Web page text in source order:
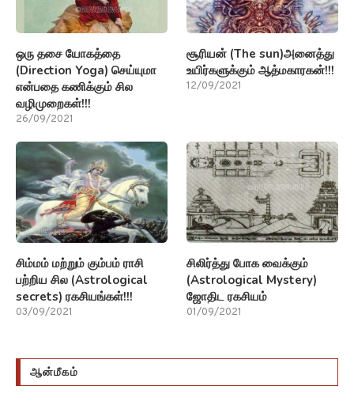
ஒரு தசை யோகத்தை
(Direction Yoga) செய்யுமா
என்பதை கணிக்கும் சில
வழிமுறைகள்!!!
26/09/2021
சூரியன் (The sun)அனைத்து
உயிர்களுக்கும் ஆத்மகாரகன்!!!
12/09/2021
சிம்மம் மற்றும் கும்பம் ராசி
பற்றிய சில (Astrological
secrets) ரகசியங்கள்!!!
03/09/2021
சிலிர்த்து போக வைக்கும்
(Astrological Mystery)
ஜோதிட ரகசியம்
01/09/2021
ஆன்மீகம்